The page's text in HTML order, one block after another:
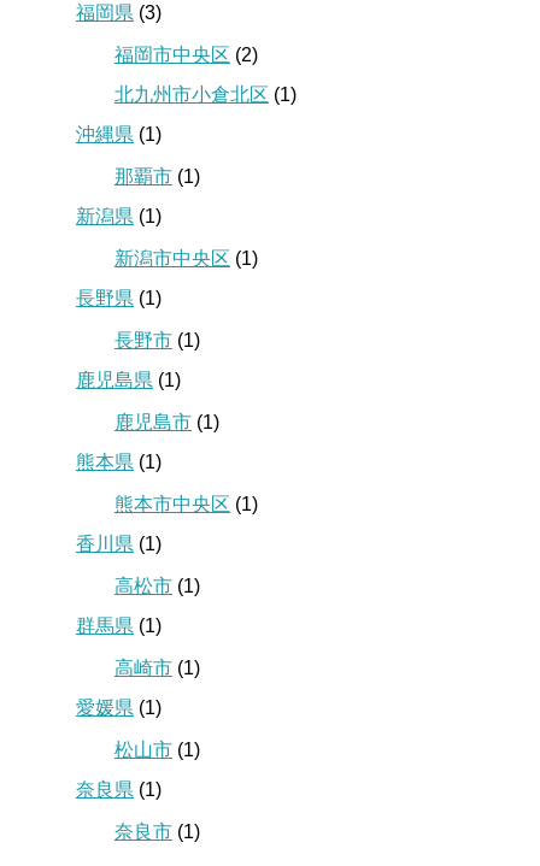
福岡県 (3)
福岡市中央区 (2)
北九州市小倉北区 (1)
沖縄県 (1)
那覇市 (1)
新潟県 (1)
新潟市中央区 (1)
長野県 (1)
長野市 (1)
鹿児島県 (1)
鹿児島市 (1)
熊本県 (1)
熊本市中央区 (1)
香川県 (1)
高松市 (1)
群馬県 (1)
高崎市 (1)
愛媛県 (1)
松山市 (1)
奈良県 (1)
奈良市 (1)